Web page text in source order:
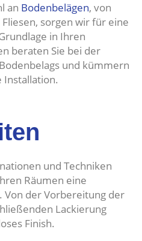
an Bodenbelägen, von
sorgen wir für eine
in Ihren
beraten Sie bei der
und kümmern
Installation.
und Techniken
Räumen eine
Von der Vorbereitung der
Lackierung
Finish.